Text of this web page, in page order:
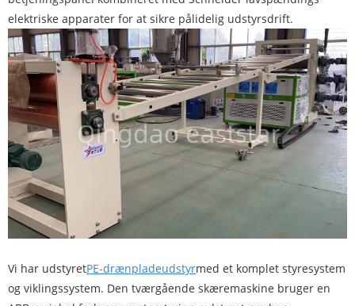
elektriske apparater for at sikre pålidelig udstyrsdrift.
Vi har udstyretPE-drænpladeudstyrmed et komplet styresystem
og viklingssystem. Den tværgående skæremaskine bruger en